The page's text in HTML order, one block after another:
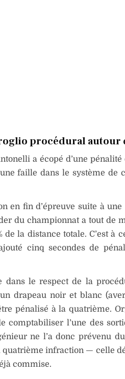
procédural autour
a écopé d’une
faille dans le système de
en fin d’épreuve suite à
du championnat a tout de
de la distance totale. C’est à
cinq secondes de
dans le respect de la
drapeau noir et blanc
pénalisé à la quatrième.
comptabiliser l’une des
ne l’a donc prévenu
quatrième infraction — celle
commise.